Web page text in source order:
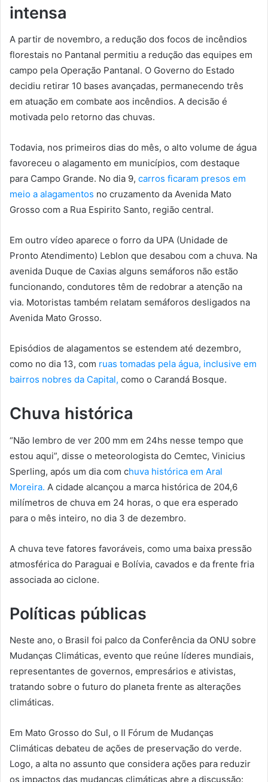
intensa
A partir de novembro, a redução dos focos de incêndios
florestais no Pantanal permitiu a redução das equipes em
campo pela Operação Pantanal. O Governo do Estado
decidiu retirar 10 bases avançadas, permanecendo três
em atuação em combate aos incêndios. A decisão é
motivada pelo retorno das chuvas.
Todavia, nos primeiros dias do mês, o alto volume de água
favoreceu o alagamento em municípios, com destaque
para Campo Grande. No dia 9, carros ficaram presos em
meio a alagamentos no cruzamento da Avenida Mato
Grosso com a Rua Espirito Santo, região central.
Em outro vídeo aparece o forro da UPA (Unidade de
Pronto Atendimento) Leblon que desabou com a chuva. Na
avenida Duque de Caxias alguns semáforos não estão
funcionando, condutores têm de redobrar a atenção na
via. Motoristas também relatam semáforos desligados na
Avenida Mato Grosso.
Episódios de alagamentos se estendem até dezembro,
como no dia 13, com ruas tomadas pela água, inclusive em
bairros nobres da Capital, como o Carandá Bosque.
Chuva histórica
“Não lembro de ver 200 mm em 24hs nesse tempo que
estou aqui”, disse o meteorologista do Cemtec, Vinicius
Sperling, após um dia com chuva histórica em Aral
Moreira. A cidade alcançou a marca histórica de 204,6
milímetros de chuva em 24 horas, o que era esperado
para o mês inteiro, no dia 3 de dezembro.
A chuva teve fatores favoráveis, como uma baixa pressão
atmosférica do Paraguai e Bolívia, cavados e da frente fria
associada ao ciclone.
Políticas públicas
Neste ano, o Brasil foi palco da Conferência da ONU sobre
Mudanças Climáticas, evento que reúne líderes mundiais,
representantes de governos, empresários e ativistas,
tratando sobre o futuro do planeta frente as alterações
climáticas.
Em Mato Grosso do Sul, o II Fórum de Mudanças
Climáticas debateu de ações de preservação do verde.
Logo, a alta no assunto que considera ações para reduzir
os impactos das mudanças climáticas abre a discussão: